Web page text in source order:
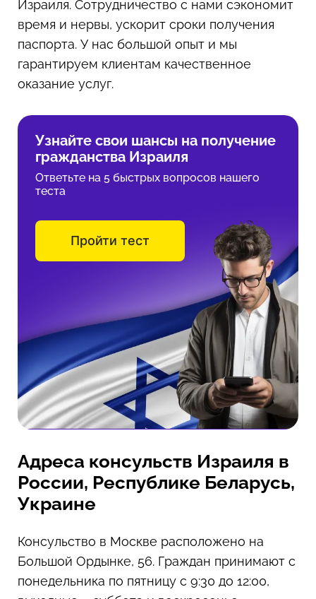
Израиля. Сотрудничество с нами сэкономит
время и нервы, ускорит сроки получения
паспорта. У нас большой опыт и мы
гарантируем клиентам качественное
оказание услуг.
Узнайте свои шансы на получение
гражданства Израиля
Ответьте на 5 быстрых вопросов нашего
теста
Пройти тест
Адреса консульств Израиля в
России, Республике Беларусь,
Украине
Консульство в Москве расположено на
Большой Ордынке, 56. Граждан принимают с
понедельника по пятницу с 9:30 до 12:00,